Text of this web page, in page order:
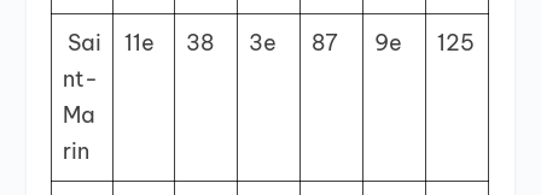
Sai
nt-
Ma
rin
11e 38 3e 87 9e 125